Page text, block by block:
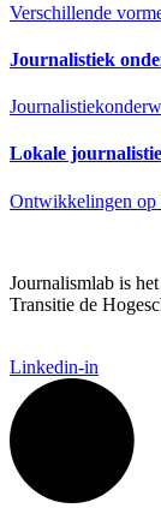
Verschillende
Journalistiek
Lokale
Ontwikkelingen op
Journalismlab is
Transitie de
Linkedin-in